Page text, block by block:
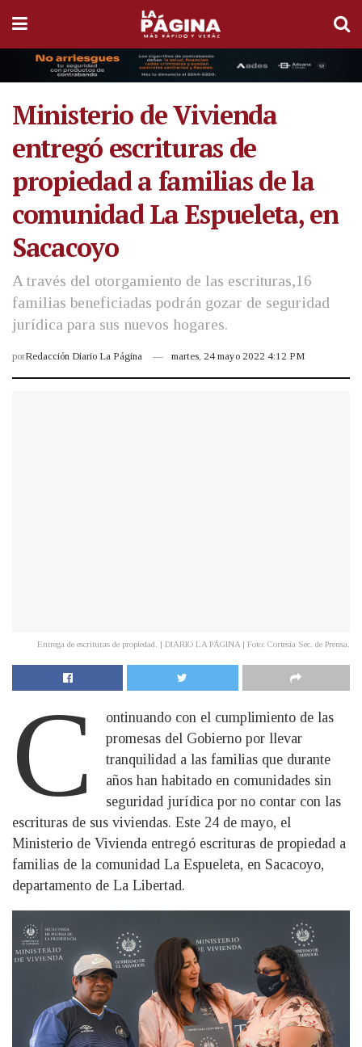
Ministerio de Vivienda
entregó escrituras de
propiedad a familias de la
comunidad La Espueleta, en
Sacacoyo
A través del otorgamiento de las escrituras,16
familias beneficiadas podrán gozar de seguridad
jurídica para sus nuevos hogares.
porRedacción Diario La Página martes, 24 mayo 2022 4:12 PM
Entrega de escrituras de propiedad. | DIARIO LA PÁGINA | Foto: Cortesía Sec. de Prensa.
C
ontinuando con el cumplimiento de las
promesas del Gobierno por llevar
tranquilidad a las familias que durante
años han habitado en comunidades sin
seguridad jurídica por no contar con las
escrituras de sus viviendas. Este 24 de mayo, el
Ministerio de Vivienda entregó escrituras de propiedad a
familias de la comunidad La Espueleta, en Sacacoyo,
departamento de La Libertad.